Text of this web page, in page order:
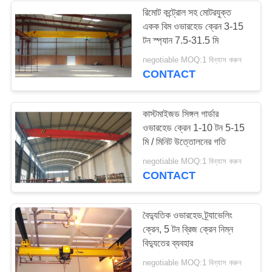
নিম্ন হেডরুম উত্তোলন
25
শিল্প বৈদ্যুতিক ডানা
30
রিমোট কন্ট্রোল সহ মোটরযুক্ত
একক বিম ওভারহেড ক্রেন 3-15
টন স্প্যান 7.5-31.5 মি
negotiable MOQ:1 বিন্যাস করুন
CONTACT
কাস্টমাইজড সিঙ্গল গার্ডার
ওভারহেড ক্রেন 1-10 টন 5-15
মি / মিনিট উত্তোলনের গতি
negotiable MOQ:1 বিন্যাস করুন
CONTACT
বৈদ্যুতিক ওভারহেড ট্র্যাভেলিং
ক্রেন, 5 টন ব্রিজ ক্রেন নিম্ন
বিদ্যুতের ব্যবহার
negotiable MOQ:1 বিন্যাস করুন